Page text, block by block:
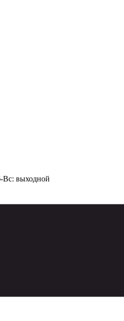
Вс: выходной